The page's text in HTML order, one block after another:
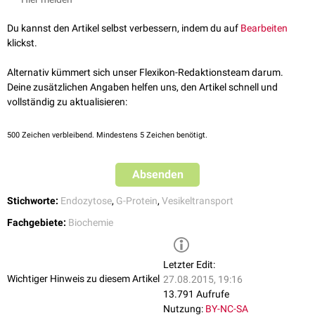
Vesikels verengt, bis sich dieser von der Ursprungsmembran abschnürt.
Daher werden Dynamine auch als „molekulare Motoren“ bezeichnet.
Isoformen
Dynamin liegt als dreiIsoformenvor. Dynamin 1(DNM1) kommt in
Neuronenundneuroendokrinen
besonders stark in denHoden, aber auch inHerz
Dynamin und
Syndapin
hemmen und möglicherweise eine Rolle in
Erkrankungen wie
Gedächtnisschwund
Du kannst den Artikel selbst verbessern, indem du auf Bearbeiten
klickst.
Alternativ kümmert sich unser Flexikon-Redaktionsteam darum.
Deine zusätzlichen Angaben helfen uns, den Artikel schnell und
vollständig zu aktualisieren:
500 Zeichen verbleibend. Mindestens 5 Zeichen benötigt.
Absenden
Stichworte: Endozytose, G-Protein, Vesikeltransport
Fachgebiete: Biochemie
Wichtiger Hinweis zu diesem Artikel
Letzter Edit:
27.08.2015, 19:16
13.791 Aufrufe
Nutzung: BY-NC-SA